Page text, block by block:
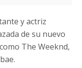
y actriz
de su nuevo
The Weeknd,